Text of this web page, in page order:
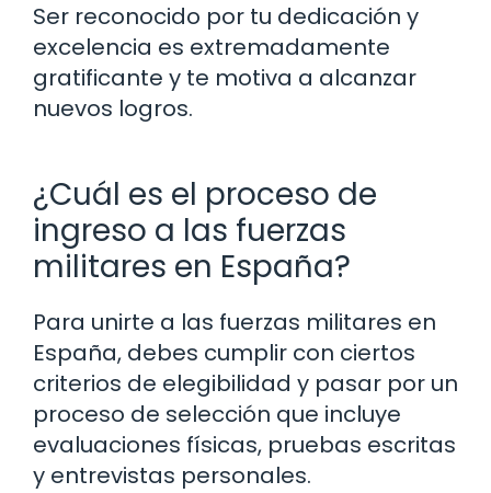
Ser reconocido por tu dedicación y
excelencia es extremadamente
gratificante y te motiva a alcanzar
nuevos logros.
¿Cuál es el proceso de
ingreso a las fuerzas
militares en España?
Para unirte a las fuerzas militares en
España, debes cumplir con ciertos
criterios de elegibilidad y pasar por un
proceso de selección que incluye
evaluaciones físicas, pruebas escritas
y entrevistas personales.